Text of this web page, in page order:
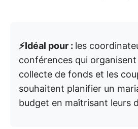
⚡️Idéal pour : les
conférences qui
collecte de fonds et les
souhaitent planifier un
budget en maîtrisant leurs